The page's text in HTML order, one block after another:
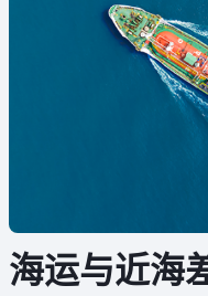
海运与近海